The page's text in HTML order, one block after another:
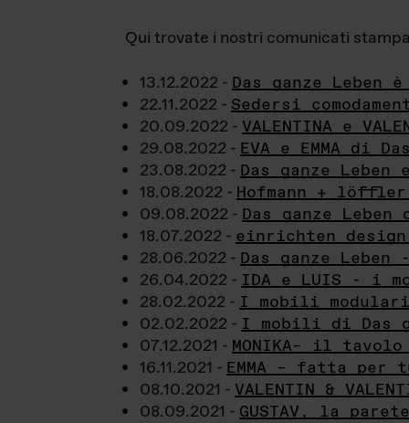
Qui trovate i nostri comunicati
13.12.2022 - Das ganze
22.11.2022 - Sedersi
20.09.2022 - VALENTINA e
29.08.2022 - EVA e EMMA di
23.08.2022 - Das ganze
18.08.2022 - Hofmann +
09.08.2022 - Das ganze
18.07.2022 - einrichten
28.06.2022 - Das ganze
26.04.2022 - IDA e LUIS - i
28.02.2022 - I mobili
02.02.2022 - I mobili di Das
07.12.2021 - MONIKA– il
16.11.2021 - EMMA – fatta
08.10.2021 - VALENTIN &
08.09.2021 - GUSTAV, la